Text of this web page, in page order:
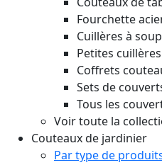
Fourchette
Cuillères à
Petites
Coffrets
Sets de
Tous les
Voir toute la
Couteaux de jardinier
Par type de